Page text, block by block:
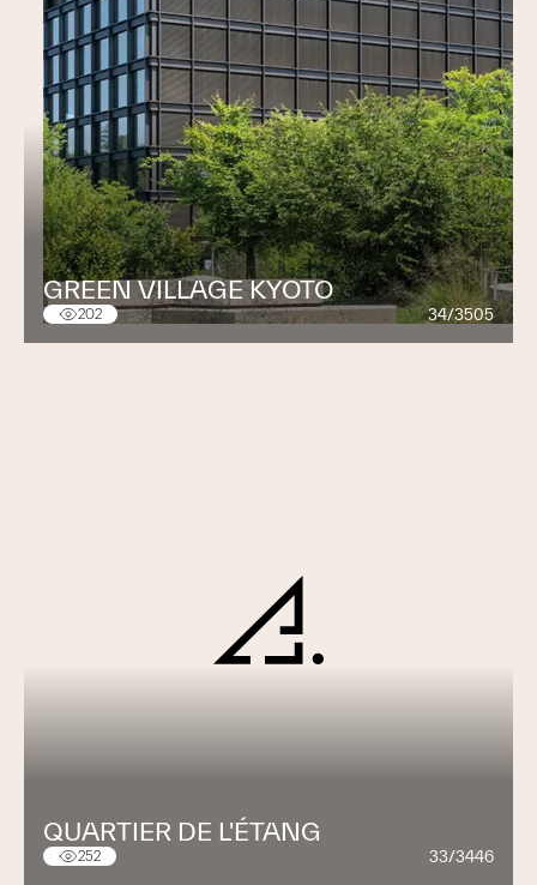
GREEN VILLAGE KYOTO
202 34/3505
QUARTIER DE L'ÉTANG
252 33/3446